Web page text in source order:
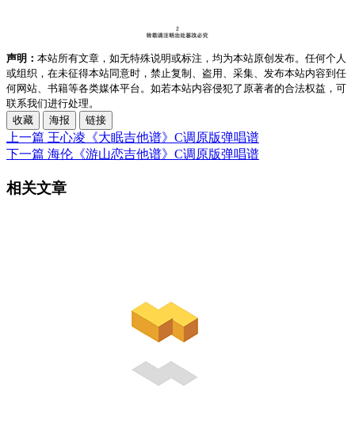
声明： 本站所有文章，如无特殊说明或标注，均为本站原创发布。任何个人
或组织，在未征得本站同意时，禁止复制、盗用、采集、发布本站内容到任
何网站、书籍等各类媒体平台。如若本站内容侵犯了原著者的合法权益，可
联系我们进行处理。
收藏
海报 链接
上一篇 王心凌《大眠吉他谱》C调原版弹唱谱
下一篇 海伦《游山恋吉他谱》C调原版弹唱谱
相关文章